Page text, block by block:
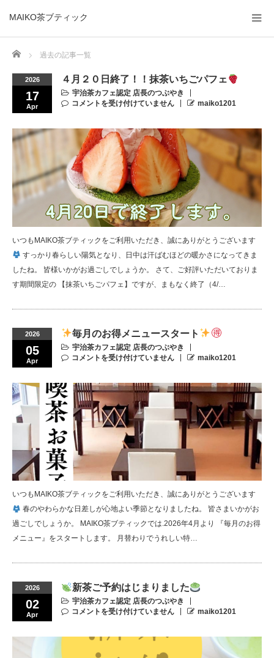
MAIKO茶ブティック
Home 過去の記事一覧
2026
17
Apr
４月２０日終了！！抹茶いちごパフェ
宇治茶カフェ認定 店長のつぶやき
コメントを受け付けていません
maiko1201
いつもMAIKO茶ブティックをご利用いただき、誠にありがとうございます
すっかり春らしい陽気となり、日中は汗ばむほどの暖かさになってきま
したね。 皆様いかがお過ごしでしょうか。 さて、ご好評いただいておりま
す期間限定の 【抹茶いちごパフェ】ですが、まもなく終了（4/…
2026
05
Apr
毎月のお得メニュースタート
宇治茶カフェ認定 店長のつぶやき
コメントを受け付けていません
maiko1201
いつもMAIKO茶ブティックをご利用いただき、誠にありがとうございます
春のやわらかな日差しが心地よい季節となりましたね。 皆さまいかがお
過ごしでしょうか。 MAIKO茶ブティックでは.2026年4月より 『毎月のお得
メニュー』をスタートします。 月替わりでうれしい特…
2026
02
Apr
新茶ご予約はじまりました
宇治茶カフェ認定 店長のつぶやき
コメントを受け付けていません
maiko1201